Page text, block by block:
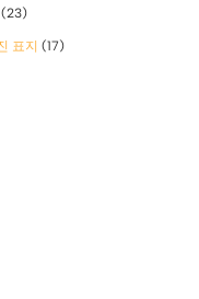
(23)
표지 (17)